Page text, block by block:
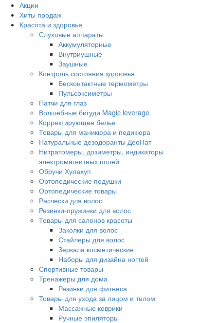
Акции
Хиты продаж
Красота и здоровье
Слуховые аппараты
Аккумуляторные
Внутриушные
Заушные
Контроль состояния здоровья
Бесконтактные термометры
Пульсоксиметры
Патчи для глаз
Волшебные бигуди Magic leverage
Корректирующее белье
Товары для маникюра и педикюра
Натуральные дезодоранты ДеоНат
Нитратомеры, дозиметры, индикаторы
электромагнитных полей
Обручи Хулахуп
Ортопедические подушки
Ортопедические товары
Расчески для волос
Резинки-пружинки для волос
Товары для салонов красоты
Заколки для волос
Стайлеры для волос
Зеркала косметические
Наборы для дизайна ногтей
Спортивные товары
Тренажеры для дома
Резинки для фитнеса
Товары для ухода за лицом и телом
Массажные коврики
Ручные эпиляторы